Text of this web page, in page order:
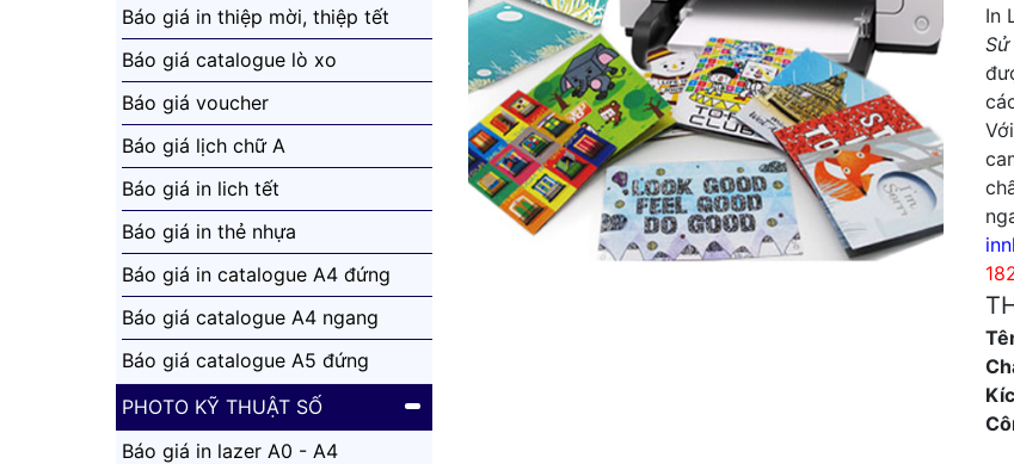
Báo giá in thiệp mời, thiệp tết
Báo giá catalogue lò xo
Báo giá voucher
Báo giá lịch chữ A
Báo giá in lich tết
Báo giá in thẻ nhựa
Báo giá in catalogue A4 đứng
Báo giá catalogue A4 ngang
Báo giá catalogue A5 đứng
PHOTO KỸ THUẬT SỐ
Báo giá in lazer A0 - A4
In